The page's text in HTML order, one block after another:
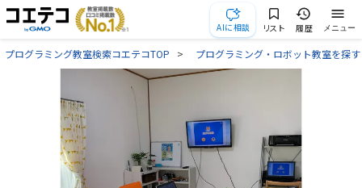
AIに相談 リスト 履歴 メニュー
プログラミング教室検索コエテコTOP プログラミング・ロボット教室を探す